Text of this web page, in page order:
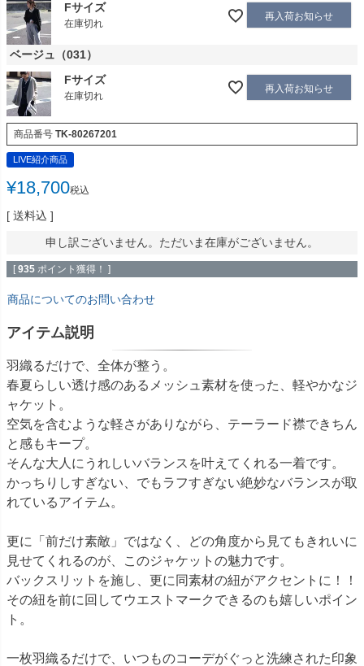
Fサイズ
在庫切れ
再入荷お知らせ
ベージュ（031）
Fサイズ
在庫切れ
再入荷お知らせ
商品番号 TK-80267201
LIVE紹介商品
¥18,700税込
送料込
申し訳ございません。ただいま在庫がございません。
[ 935 ポイント獲得！ ]
商品についてのお問い合わせ
アイテム説明
羽織るだけで、全体が整う。
春夏らしい透け感のあるメッシュ素材を使った、軽やかなジ
ャケット。
空気を含むような軽さがありながら、テーラード襟できちん
と感もキープ。
そんな大人にうれしいバランスを叶えてくれる一着です。
かっちりしすぎない、でもラフすぎない絶妙なバランスが取
れているアイテム。
更に「前だけ素敵」ではなく、どの角度から見てもきれいに
見せてくれるのが、このジャケットの魅力です。
バックスリットを施し、更に同素材の紐がアクセントに！！
その紐を前に回してウエストマークできるのも嬉しいポイン
ト。
一枚羽織るだけで、いつものコーデがぐっと洗練された印象